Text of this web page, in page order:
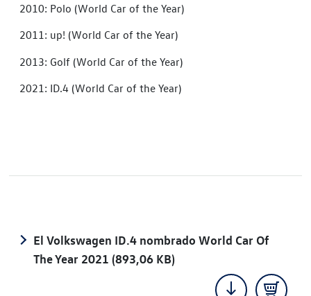
2010: Polo (World Car of the Year)
2011: up! (World Car of the Year)
2013: Golf (World Car of the Year)
2021: ID.4 (World Car of the Year)
El Volkswagen ID.4 nombrado World Car Of
The Year 2021 (893,06 KB)